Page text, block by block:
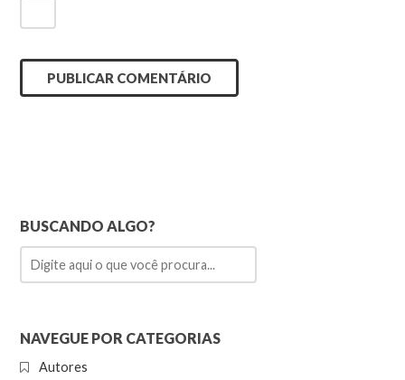
BUSCANDO ALGO?
NAVEGUE POR CATEGORIAS
Autores